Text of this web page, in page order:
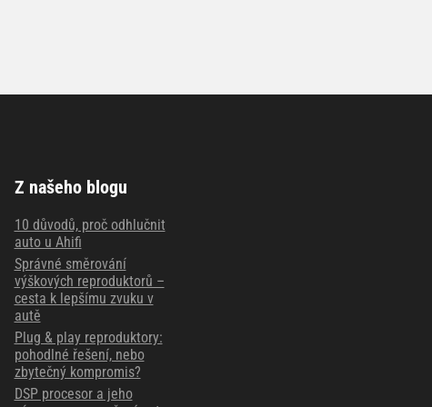
Z našeho blogu
10 důvodů, proč odhlučnit
auto u Ahifi
Správné směrování
výškových reproduktorů –
cesta k lepšímu zvuku v
autě
Plug & play reproduktory:
pohodlné řešení, nebo
zbytečný kompromis?
DSP procesor a jeho